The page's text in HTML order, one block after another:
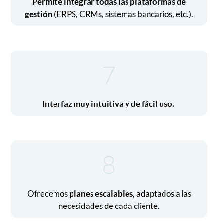
gestión (ERPS, CRMs, sistemas bancarios, etc.).
7
Interfaz muy intuitiva y de fácil uso.
8
Ofrecemosplanes escalables, adaptados a las
necesidades de cada cliente.